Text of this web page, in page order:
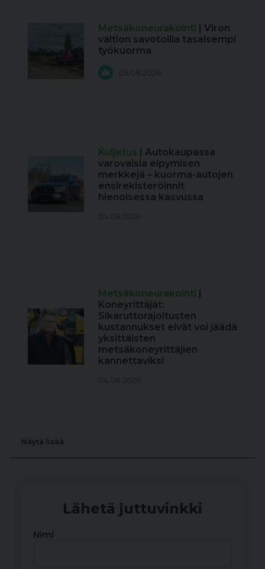
Metsäkoneurakointi
| Viron
valtion savotoilla tasaisempi
työkuorma
05.08.2026
Kuljetus
| Autokaupassa
varovaisia elpymisen
merkkejä – kuorma-autojen
ensirekisteröinnit
hienoisessa kasvussa
04.08.2026
Metsäkoneurakointi
Koneyrittäjät:
Sikaruttorajoitusten
kustannukset eivät voi jäädä
yksittäisten
metsäkoneyrittäjien
kannettaviksi
04.08.2026
Näytä lisää
Lähetä juttuvinkki
Nimi